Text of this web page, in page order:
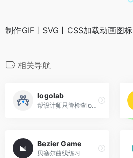
制作GIF丨SVG丨CSS加载动画图标
相关导航
logolab
帮设计师只管检查logo的工具
Bezier Game
贝塞尔曲线练习